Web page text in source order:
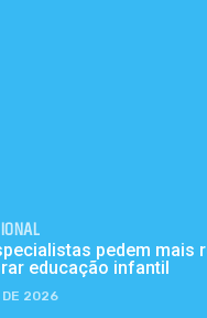
pedem mais
educação infantil
DE 2026